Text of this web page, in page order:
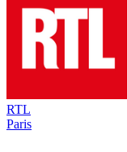
RTL
Paris